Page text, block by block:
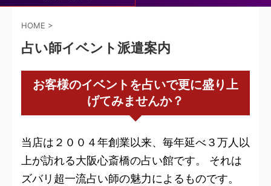
HOME >
占い師イベント派遣案内
お客様のイベントを占いで更に盛り上
げてみませんか？
当店は２００４年創業以来、毎年延べ３万人以
上が訪れる大阪心斎橋の占い館です。 それは
ズバリ超一流占い師の魅力によるものです。